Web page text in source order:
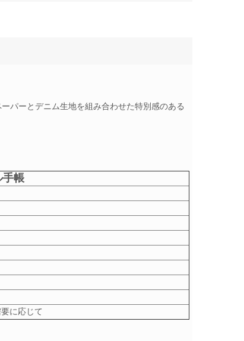
ーとデニム生地を組み合わせた特別感のある
帳
に応じて